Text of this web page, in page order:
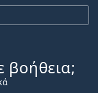
βοήθεια;